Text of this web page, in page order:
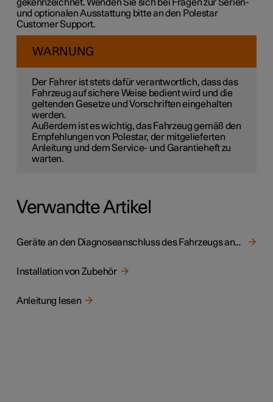
gekennzeichnet. Wenden Sie sich bei Fragen zur Serien-
und optionalen Ausstattung bitte an den Polestar
Customer Support.
WARNUNG
Der Fahrer ist stets dafür verantwortlich, dass das
Fahrzeug auf sichere Weise bedient wird und die
geltenden Gesetze und Vorschriften eingehalten
werden.
Außerdem ist es wichtig, das Fahrzeug gemäß den
Empfehlungen von Polestar, der mitgelieferten
Anleitung und dem Service- und Garantieheft zu
warten.
Verwandte Artikel
Geräte an den Diagnoseanschluss des Fahrzeugs anschließen
Installation von Zubehör
Anleitung lesen